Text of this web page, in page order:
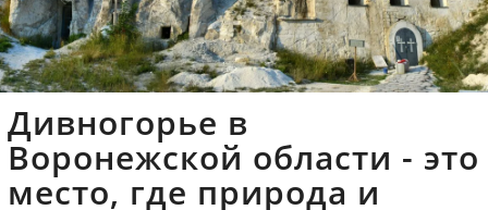
Дивногорье в
Воронежской области - это
место, где природа и